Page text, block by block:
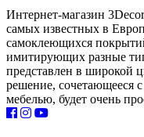
Интернет-магазин
самых известных в
самоклеющихся
имитирующих разные
представлен в широкой
решение, сочетающееся
мебелью, будет очень